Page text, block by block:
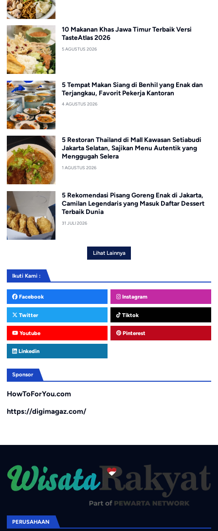
10 Makanan Khas Jawa Timur Terbaik Versi
TasteAtlas 2026
5 AGUSTUS 2026
5 Tempat Makan Siang di Benhil yang Enak dan
Terjangkau, Favorit Pekerja Kantoran
4 AGUSTUS 2026
5 Restoran Thailand di Mall Kawasan Setiabudi
Jakarta Selatan, Sajikan Menu Autentik yang
Menggugah Selera
1 AGUSTUS 2026
5 Rekomendasi Pisang Goreng Enak di Jakarta,
Camilan Legendaris yang Masuk Daftar Dessert
Terbaik Dunia
31 JULI 2026
Lihat Lainnya
Ikuti Kami :
Facebook Instagram
Twitter Tiktok
Youtube Pinterest
Linkedin
Sponsor
HowToForYou.com
https://digimagaz.com/
PERUSAHAAN